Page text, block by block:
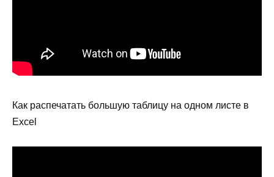
Как распечатать большую таблицу на одном листе в
Excel